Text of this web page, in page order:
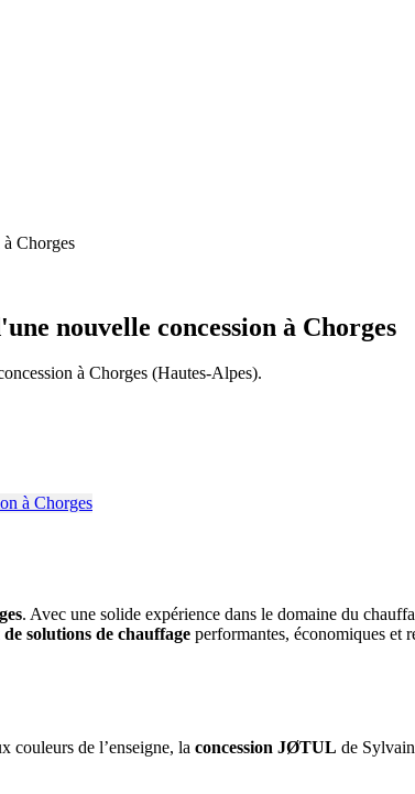
Chorges
nouvelle concession à Chorges
à Chorges (Hautes-Alpes).
. Avec une solide expérience dans le domaine du
solutions de chauffage performantes, économiques et
couleurs de l’enseigne, la concession JØTUL de